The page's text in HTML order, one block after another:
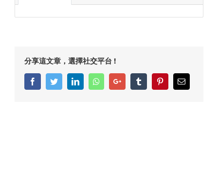
分享這文章，選擇社交平台 !
FacebookTwitterLinkedInWhatsappGoogle+ Tumblr PinterestEmail